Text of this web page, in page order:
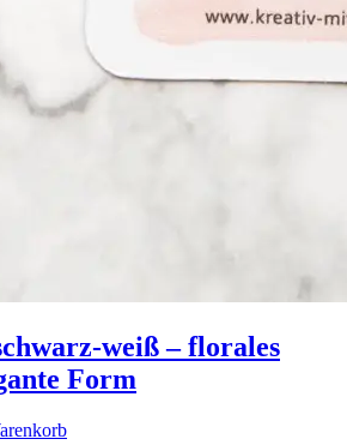
weiß – florales
Form